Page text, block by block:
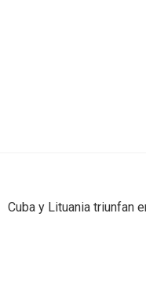
Cuba y Lituania triunfan